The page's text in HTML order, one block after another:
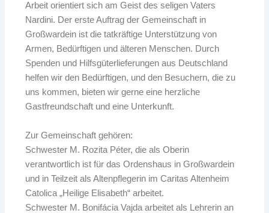
Arbeit orientiert sich am Geist des seligen Vaters
Nardini. Der erste Auftrag der Gemeinschaft in
Großwardein ist die tatkräftige Unterstützung von
Armen, Bedürftigen und älteren Menschen. Durch
Spenden und Hilfsgüterlieferungen aus Deutschland
helfen wir den Bedürftigen, und den Besuchern, die zu
uns kommen, bieten wir gerne eine herzliche
Gastfreundschaft und eine Unterkunft.
Zur Gemeinschaft gehören:
Schwester M. Rozita Péter, die als Oberin
verantwortlich ist für das Ordenshaus in Großwardein
und in Teilzeit als Altenpflegerin im Caritas Altenheim
Catolica „Heilige Elisabeth“ arbeitet.
Schwester M. Bonifácia Vajda arbeitet als Lehrerin an